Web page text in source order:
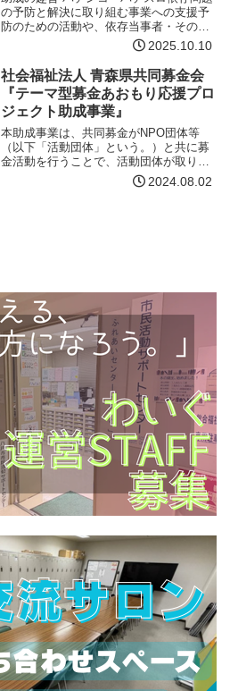
の予防と解決に取り組む事業への支援予
防のための活動や、依存当事者・その家
族などを支援する事業、または、予防と
解決に向けた研究に対して助成します。
子どもの健全育成に取り組む事業への支
援子どもの居場所確保…【詳細はコチ
ラ】
2025.10.10
社会福祉法人 青森県共同募金会
『テーマ型募金あおもり応援プロ
ジェクト助成事業』
本助成事業は、共同募金がNPO団体等
（以下「活動団体」という。）と共に募
金活動を行うことで、活動団体が取り組
んでいる、地域の課題を解決する事業
（以下「課題解決事業」という。）を広
2024.08.02